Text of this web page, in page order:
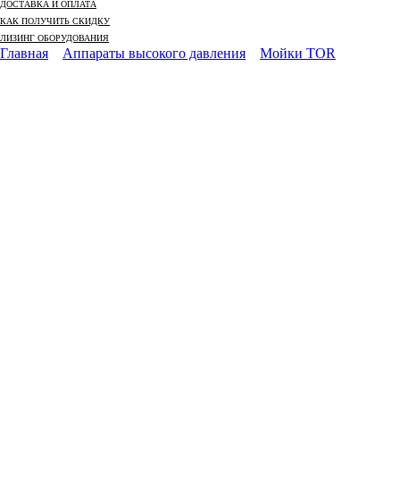
ДОСТАВКА И ОПЛАТА
КАК ПОЛУЧИТЬ СКИДКУ
ЛИЗИНГ ОБОРУДОВАНИЯ
Главная Аппараты высокого давления Мойки TOR